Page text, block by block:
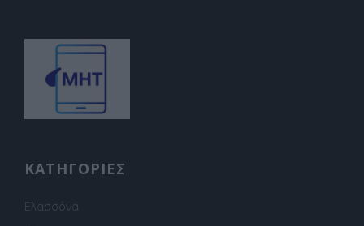
ΚΑΤΗΓΟΡΙΕΣ
Ελασσόνα